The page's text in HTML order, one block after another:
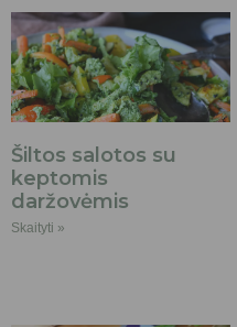
Šiltos salotos su
keptomis
daržovėmis
Skaityti »